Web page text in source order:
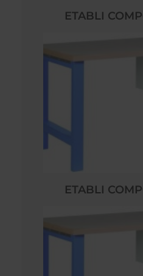
ETABLI
ETABLI